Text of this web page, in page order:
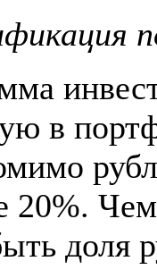
в
20%.
доля